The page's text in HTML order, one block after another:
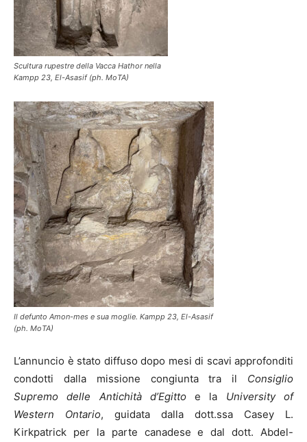
Scultura rupestre della Vacca Hathor nella
Kampp 23, El-Asasif (ph. MoTA)
Il defunto Amon-mes e sua moglie. Kampp 23, El-Asasif
(ph. MoTA)
L’annuncio è stato diffuso dopo mesi di scavi approfonditi
condotti dalla missione congiunta tra il Consiglio
Supremo delle Antichità d’Egittoe la University of
Western Ontario, guidata dalla dott.ssa Casey L.
Kirkpatrick per la parte canadese e dal dott. Abdel-